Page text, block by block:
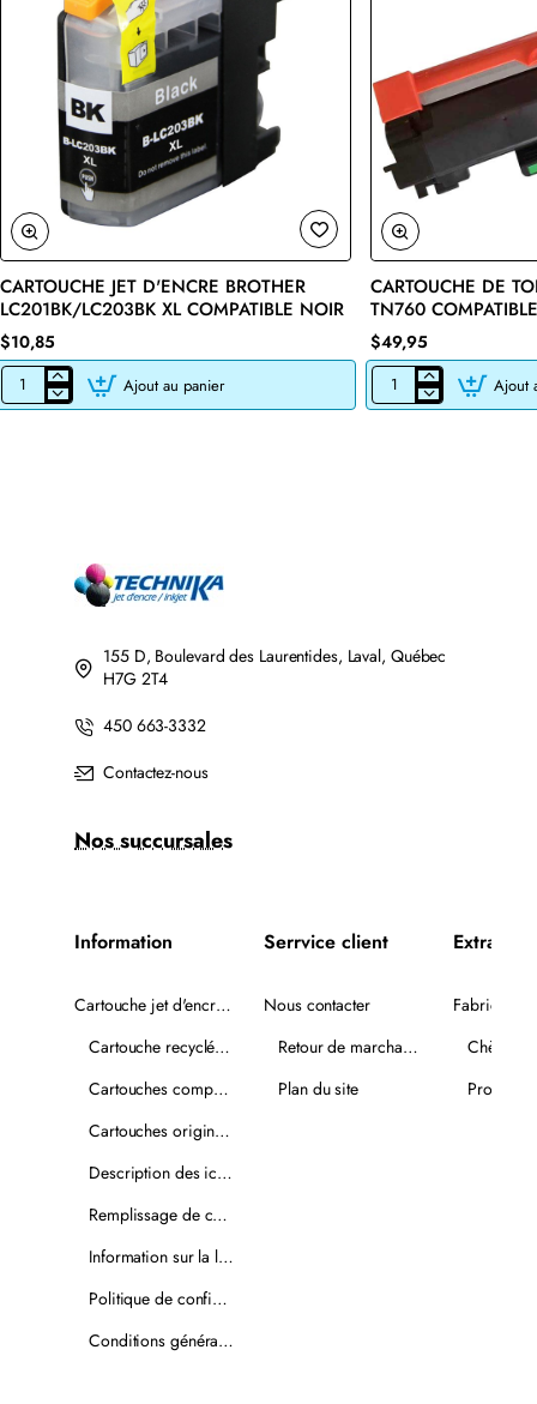
🔥 Bestseller
CARTOUCHE JET D'ENCRE BROTHER
LC201BK/LC203BK XL COMPATIBLE NOIR
$10,85
CARTOUCHE
JET
Ajout au panier
CARTOUCHE DE
TN760
$49,95
CARTOUCHE
DE
Ajout
155 D, Boulevard des Laurentides, Laval, Québec
H7G 2T4
450 663-3332
Contactez-nous
Nos succursales
Information
Cartouche jet d'encre recyclée
Cartouche recyclée PLUS
Cartouches compatibles
Cartouches originales
Description des icônes
Remplissage de cartouches
Information sur la livraison
Politique de confidentialité
Conditions générales de vente
Serrvice client
Nous contacter
Retour de marchandise
Plan du site
Extra
Fabricants